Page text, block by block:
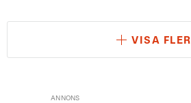
VISA FLER
ANNONS